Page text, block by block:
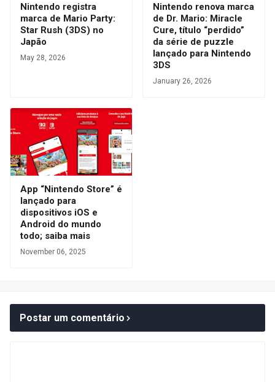
Nintendo registra
marca de Mario Party:
Star Rush (3DS) no
Japão
May 28, 2026
Nintendo renova marca
de Dr. Mario: Miracle
Cure, título “perdido”
da série de puzzle
lançado para Nintendo
3DS
January 26, 2026
App “Nintendo Store” é
lançado para
dispositivos iOS e
Android do mundo
todo; saiba mais
November 06, 2025
Postar um comentário